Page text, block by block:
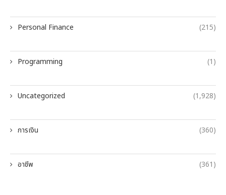
Personal Finance (215)
Programming (1)
Uncategorized (1,928)
การเงิน (360)
อาชีพ (361)